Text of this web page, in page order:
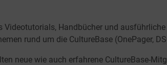
Videotutorials, Handbücher und
rund um die CultureBase (OnePager,
neue wie auch erfahrene CultureBase-